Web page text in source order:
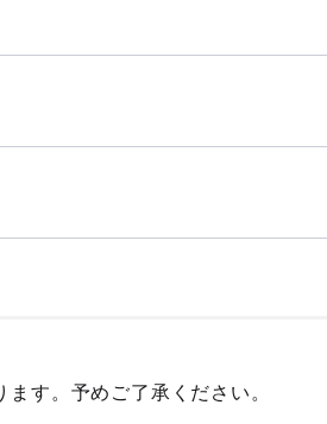
す。予めご了承ください。